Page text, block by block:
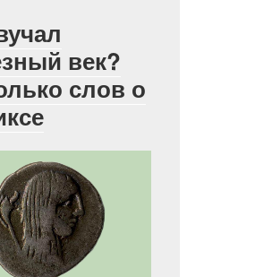
век?
слов о